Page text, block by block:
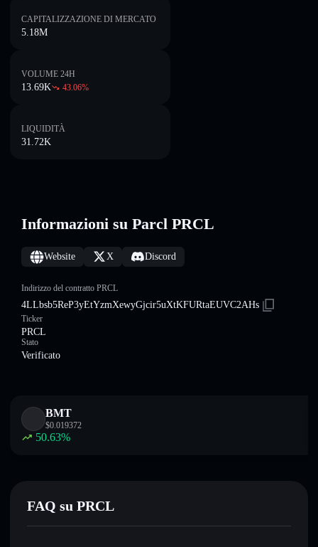
CAPITALIZZAZIONE DI MERCATO
5.18M
VOLUME 24H
13.69K 43.06%
LIQUIDITÀ
31.72K
Informazioni su Parcl PRCL
Website X Discord
Indirizzo del contratto PRCL
4LLbsb5ReP3yEtYzmXewyGjcir5uXtKFURtaEUVC2AHs
Ticker
PRCL
Stato
Verificato
BMT
$0.019372
50.63%
FAQ su PRCL